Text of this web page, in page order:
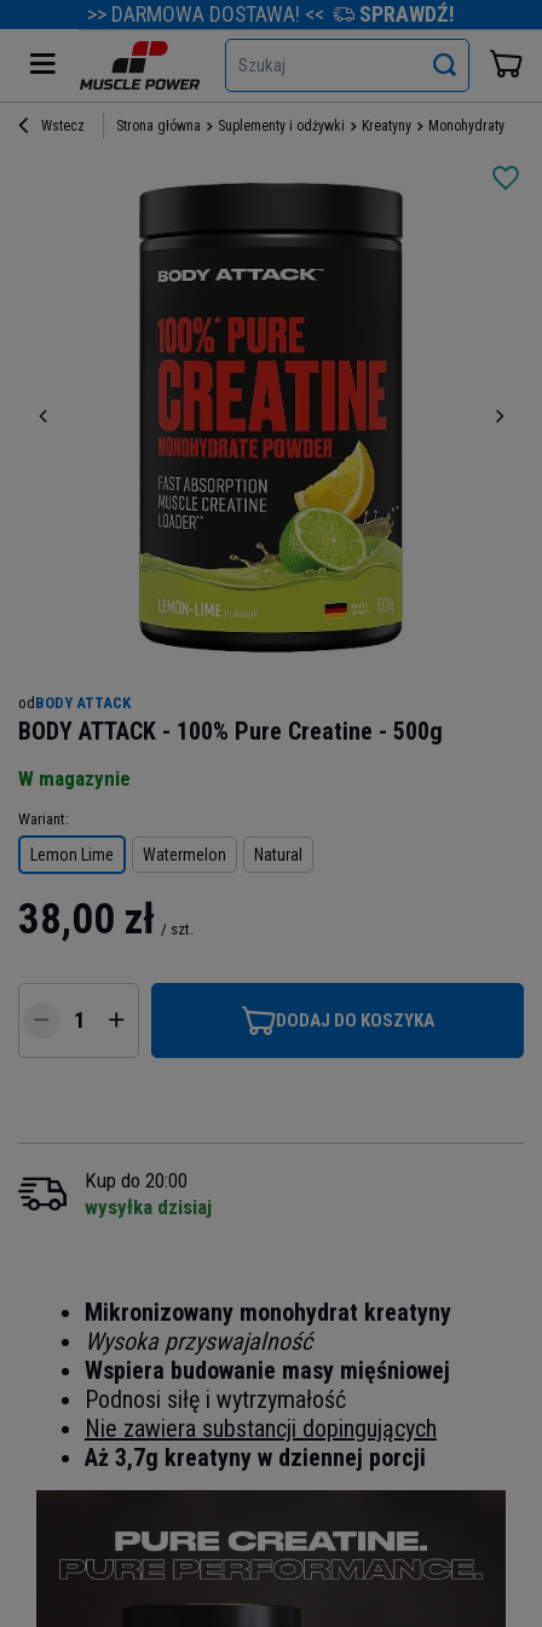
>> DARMOWA DOSTAWA! << SPRAWDŹ!
Szukaj
Wstecz Strona główna Suplementy i odżywki Kreatyny Monohydraty
od BODY ATTACK
BODY ATTACK - 100% Pure Creatine - 500g
W magazynie
Wariant
Lemon Lime Watermelon Natural
38,00 zł / szt.
DODAJ DO KOSZYKA
Kup do 20:00
wysyłka dzisiaj
Mikronizowany monohydrat kreatyny
Wysoka przyswajalność
Wspiera budowanie masy mięśniowej
Podnosi siłę i wytrzymałość
Nie zawiera substancji dopingujących
Aż 3,7g kreatyny w dziennej porcji